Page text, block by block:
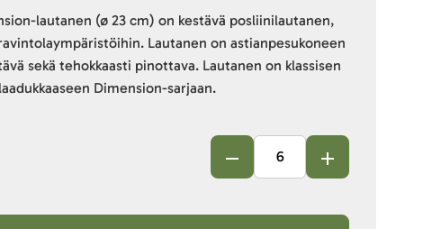
lautanen (ø 23 cm) on kestävä posliinilautanen,
Lautanen on astianpesukoneen
sekä tehokkaasti pinottava. Lautanen on klassisen
Dimension-sarjaan.